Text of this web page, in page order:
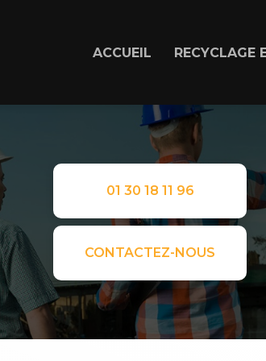
ACCUEIL RECYCLAGE
01 30 18 11 96
CONTACTEZ-NOUS